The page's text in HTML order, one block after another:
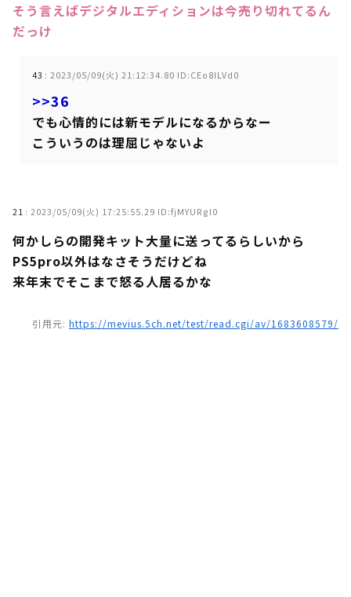
そう言えばデジタルエディションは今売り切れてるん
だっけ
43 : 2023/05/09(火) 21:12:34.80 ID:CEo8lLVd0
>>36
でも心情的には新モデルになるからなー
こういうのは理屈じゃないよ
21 : 2023/05/09(火) 17:25:55.29 ID:fjMYURgl0
何かしらの開発キット大量に送ってるらしいから
PS5pro以外はなさそうだけどね
来年末でそこまで怒る人居るかな
引用元: https://mevius.5ch.net/test/read.cgi/av/1683608579/